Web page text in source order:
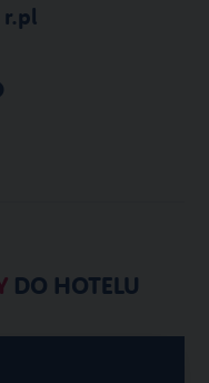
r.pl
DO HOTELU